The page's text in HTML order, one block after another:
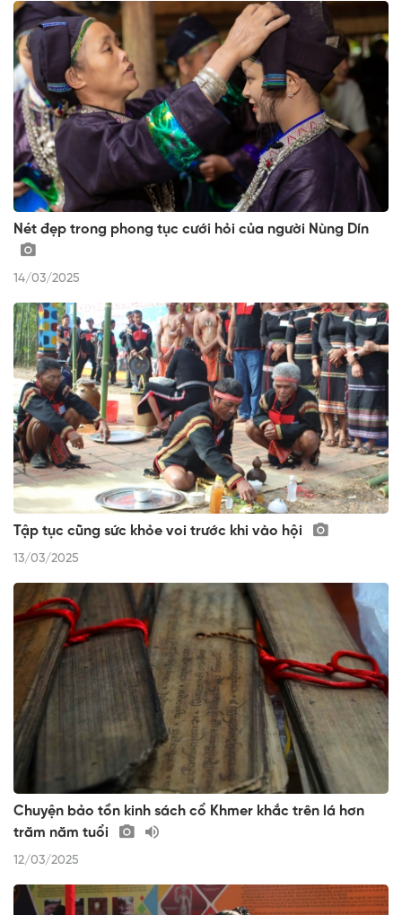
Nét đẹp trong phong tục cưới hỏi của người Nùng Dín
14/03/2025
Tập tục cũng sức khỏe voi trước khi vào hội
13/03/2025
Chuyện bảo tồn kinh sách cổ Khmer khắc trên lá hơn
trăm năm tuổi
12/03/2025